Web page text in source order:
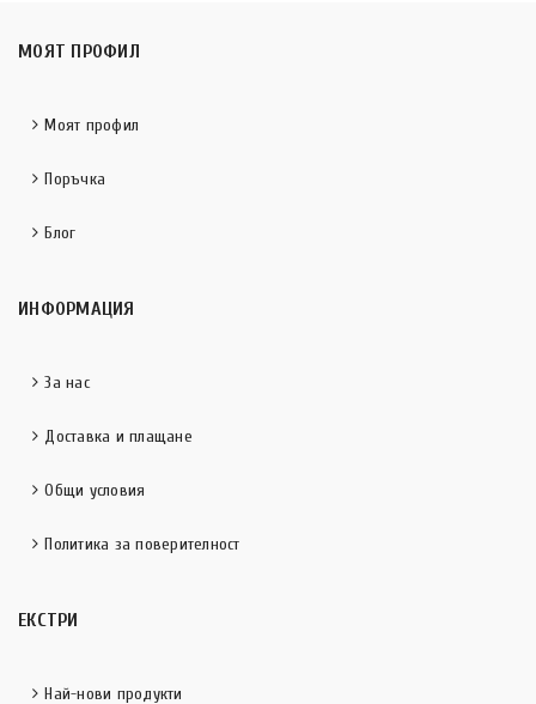
МОЯТ ПРОФИЛ
Моят профил
Поръчка
Блог
ИНФОРМАЦИЯ
За нас
Доставка и плащане
Общи условия
Политика за поверителност
ЕКСТРИ
Най-нови продукти